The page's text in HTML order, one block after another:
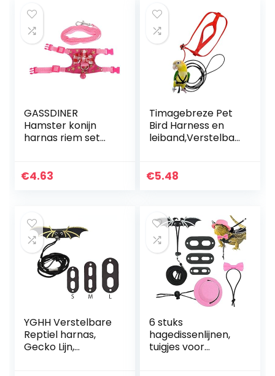
GASSDINER
Hamster konijn
harnas riem set
borst riem
€4.63
Timagebreze Pet
Bird Harness en
leiband,Verstelbar
Anti-Bite Training
€5.48
YGHH Verstelbare
Reptiel harnas,
Gecko Lijn,
6 stuks
hagedissenlijnen,
tuigjes voor